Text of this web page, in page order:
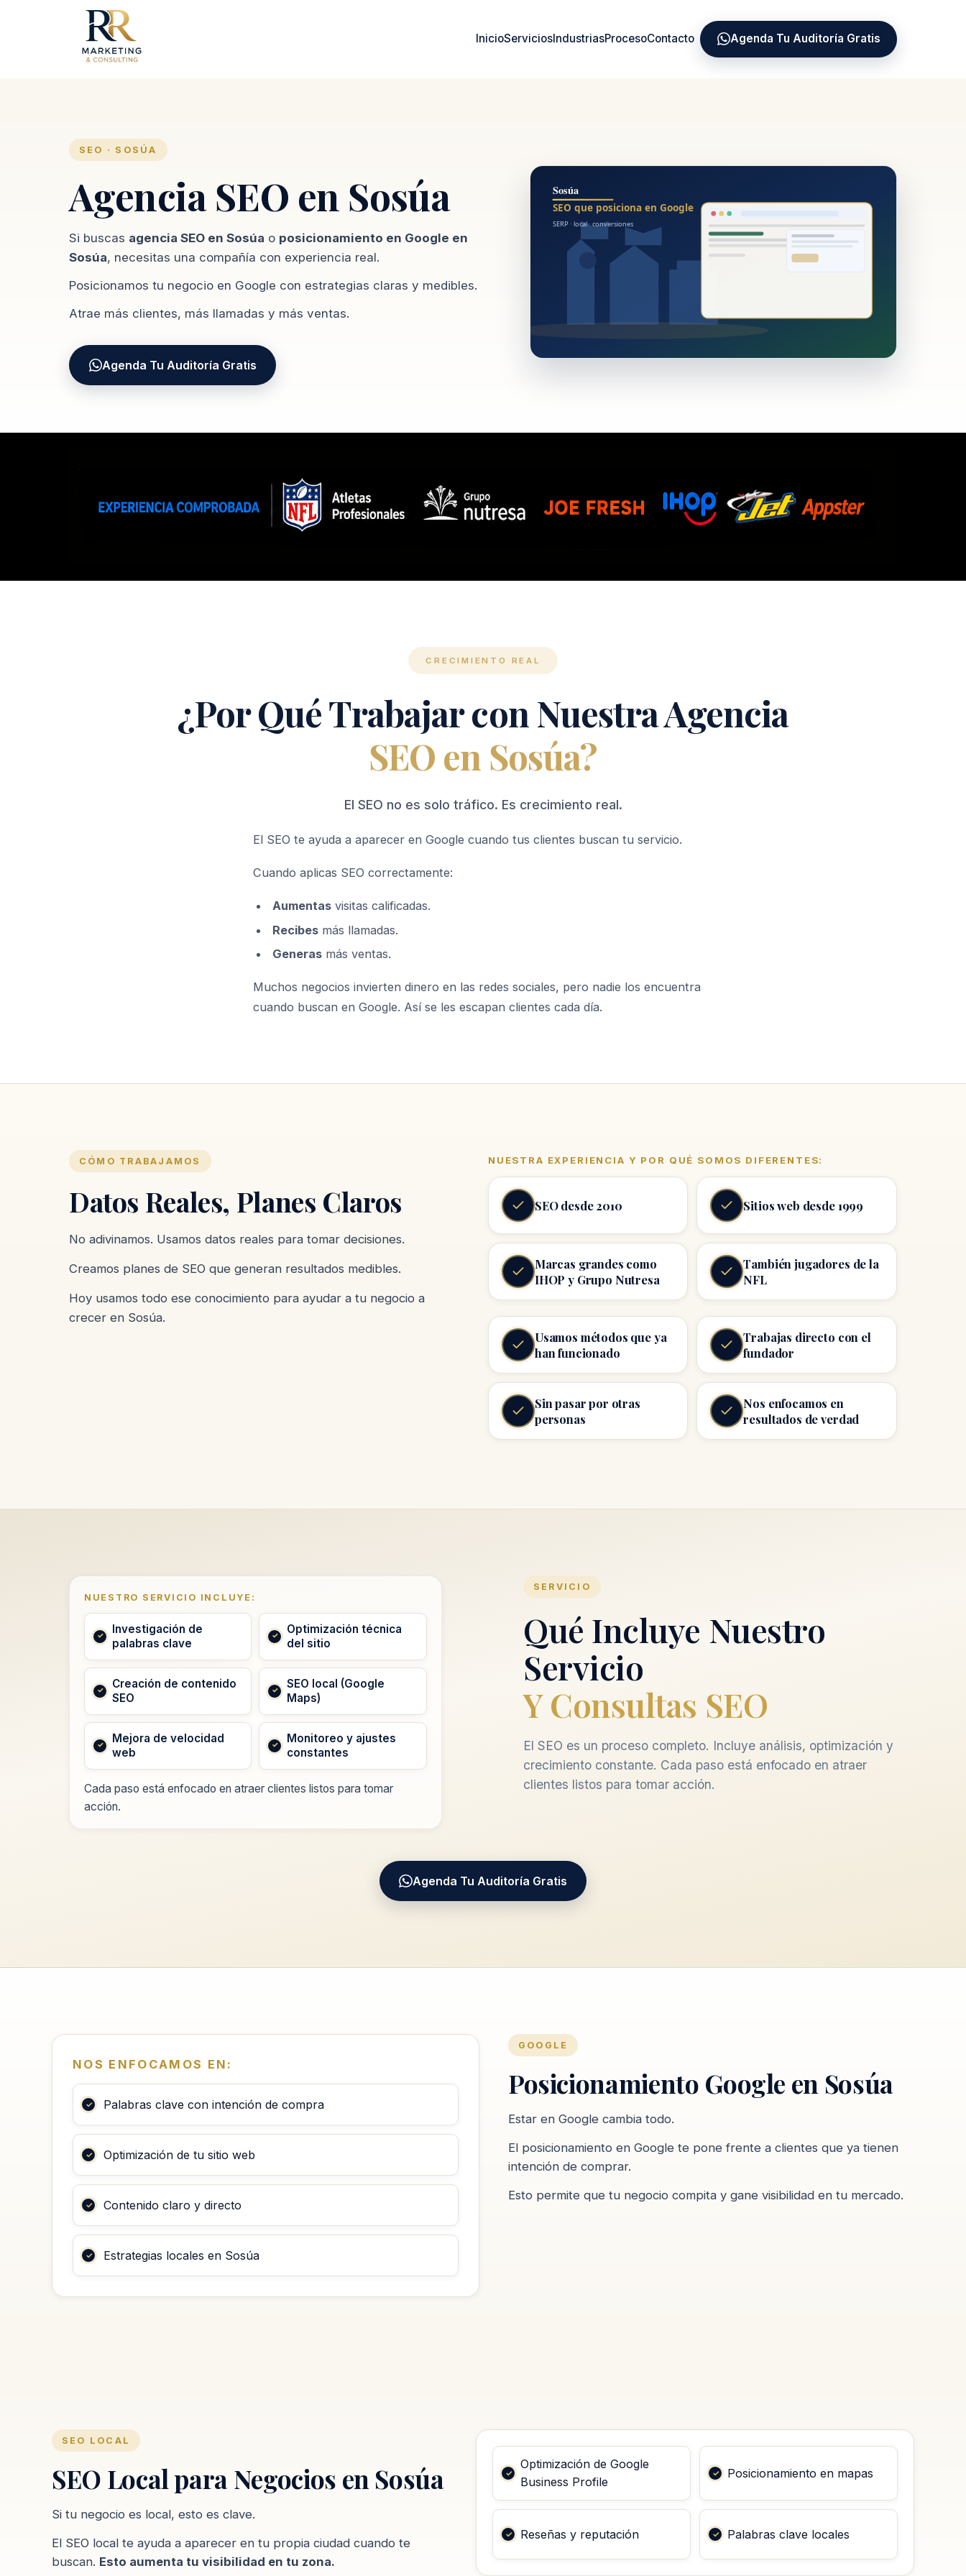
InicioServiciosIndustriasProcesoContacto Agenda Tu Auditoría Gratis
SEO · SOSÚA
Agencia SEO en Sosúa
Si buscas agencia SEO en Sosúa o posicionamiento en Google en
Sosúa, necesitas una compañía con experiencia real.
Posicionamos tu negocio en Google con estrategias claras y medibles.
Atrae más clientes, más llamadas y más ventas.
Agenda Tu Auditoría Gratis
CRECIMIENTO REAL
¿Por Qué Trabajar con Nuestra Agencia
SEO en Sosúa?
El SEO no es solo tráfico. Es crecimiento real.
El SEO te ayuda a aparecer en Google cuando tus clientes buscan tu servicio.
Cuando aplicas SEO correctamente:
Aumentas visitas calificadas.
Recibes más llamadas.
Generas más ventas.
Muchos negocios invierten dinero en las redes sociales, pero nadie los encuentra
cuando buscan en Google. Así se les escapan clientes cada día.
CÓMO TRABAJAMOS
Datos Reales, Planes Claros
No adivinamos. Usamos datos reales para tomar decisiones.
Creamos planes de SEO que generan resultados medibles.
Hoy usamos todo ese conocimiento para ayudar a tu negocio a
crecer en Sosúa.
NUESTRA EXPERIENCIA Y POR QUÉ SOMOS DIFERENTES:
SEO desde 2010 Sitios web desde 1999
Marcas grandes como
IHOP y Grupo Nutresa
También jugadores de la
NFL
Usamos métodos que ya
han funcionado
Trabajas directo con el
fundador
Sin pasar por otras
personas
Nos enfocamos en
resultados de verdad
SERVICIO
Qué Incluye Nuestro
Servicio
Y Consultas SEO
El SEO es un proceso completo. Incluye análisis, optimización y
crecimiento constante. Cada paso está enfocado en atraer
clientes listos para tomar acción.
NUESTRO SERVICIO INCLUYE:
Investigación de
palabras clave
Optimización técnica
del sitio
Creación de contenido
SEO
SEO local (Google
Maps)
Mejora de velocidad
web
Monitoreo y ajustes
constantes
Cada paso está enfocado en atraer clientes listos para tomar
acción.
Agenda Tu Auditoría Gratis
GOOGLE
Posicionamiento Google en Sosúa
Estar en Google cambia todo.
El posicionamiento en Google te pone frente a clientes que ya tienen
intención de comprar.
Esto permite que tu negocio compita y gane visibilidad en tu mercado.
NOS ENFOCAMOS EN:
Palabras clave con intención de compra
Optimización de tu sitio web
Contenido claro y directo
Estrategias locales en Sosúa
SEO LOCAL
SEO Local para Negocios en Sosúa
Si tu negocio es local, esto es clave.
El SEO local te ayuda a aparecer en tu propia ciudad cuando te
buscan. Esto aumenta tu visibilidad en tu zona.
Optimización de Google
Business Profile
Posicionamiento en mapas
Reseñas y reputación Palabras clave locales